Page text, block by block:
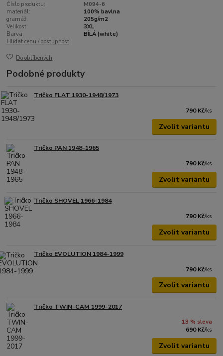
Číslo produktu:
M094-6
materiál:
100% bavlna
gramáž:
205g/m2
Velikost:
3XL
Barva:
BÍLÁ (white)
Hlídat cenu / dostupnost
Do oblíbených
Podobné produkty
Tričko FLAT 1930-1948/1973
790 Kč/ks
Zvolit variantu
Tričko PAN 1948-1965
790 Kč/ks
Zvolit variantu
Tričko SHOVEL 1966-1984
790 Kč/ks
Zvolit variantu
Tričko EVOLUTION 1984-1999
790 Kč/ks
Zvolit variantu
Tričko TWIN-CAM 1999-2017
13 % sleva
690 Kč/ks
Zvolit variantu